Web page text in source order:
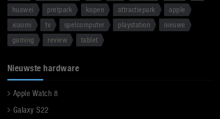
huawei
pretpark kopen attractiepark
apple
xiaomi
tv spelcomputer playstation
nieuwe
gaming
review tablet
Nieuwste hardware
Apple Watch 8
Galaxy S22